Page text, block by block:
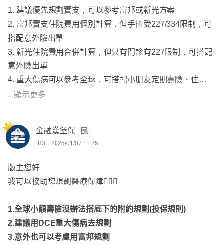
📍其實保險就是在玩「排列組合」而已
👉🏻因此除了考量條款費率外
還會連同”商品面“一起綜合評估做取捨
透過排列組合將有限的預算發揮到最大效益✨
📌
資深新生兒神仙教母業務總監全台跑👶🏻
1. 建議優先規劃實支，可以參考富邦或新光方案
2. 富邦實支住院費用個別計算，但手術受227/334限制，可
搭配意外險出單
3. 新光住院費用合併計算，但只有門診有227限制，可搭配
意外險出單
4. 重大傷病可以參考全球，可搭配小朋友定期壽險、住院
醫療出單(可補強一家實支額度不足的缺口)
療費用的預備金
6. 意外險建議搭配富邦產，可以增加重大燒燙傷的保障
7. 建議方案如下，如果沒有認識的業務員，我可以協助出
單，後續服務都可以交給我
醫療實支實付、意外險、重大傷病險、癌症險(一次金)、長
照險、壽險
-----------------------------------------------------------------------------------
...顯示更多
金融漢堡保
B3．2025/01/07 11:25
版主您好
我可以協助您規劃醫療保障🙋🏻‍♂️
1.全球小額壽險沒辦法搭底下的附約規劃(投保規則)
2.建議用DCE重大傷病去規劃
3.意外也可以考慮用富邦規劃